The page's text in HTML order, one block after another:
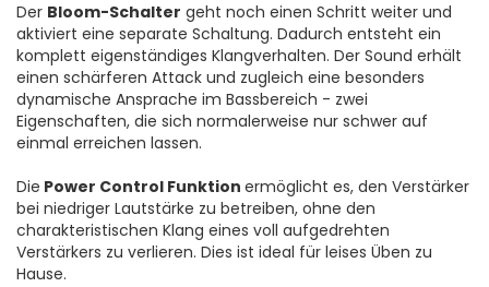
Der Bloom-Schalter geht noch einen Schritt weiter und
aktiviert eine separate Schaltung. Dadurch entsteht ein
komplett eigenständiges Klangverhalten. Der Sound erhält
einen schärferen Attack und zugleich eine besonders
dynamische Ansprache im Bassbereich - zwei
Eigenschaften, die sich normalerweise nur schwer auf
einmal erreichen lassen.
Die Power Control Funktion ermöglicht es, den Verstärker
bei niedriger Lautstärke zu betreiben, ohne den
charakteristischen Klang eines voll aufgedrehten
Verstärkers zu verlieren. Dies ist ideal für leises Üben zu
Hause.